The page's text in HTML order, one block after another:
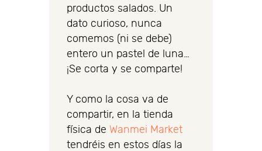
productos salados. Un
dato curioso, nunca
comemos (ni se debe)
entero un pastel de luna…
¡Se corta y se comparte!
Y como la cosa va de
compartir, en la tienda
física de Wanmei Market
tendréis en estos días la